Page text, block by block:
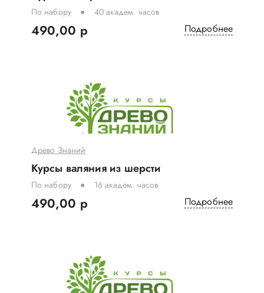
По набору 40 академ. часов
490,00 р Подробнее
Древо Знаний
Курсы валяния из шерсти
По набору 16 академ. часов
490,00 р Подробнее